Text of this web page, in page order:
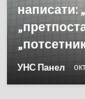
написати:
УНС Панел